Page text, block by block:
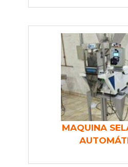
MAQUINA